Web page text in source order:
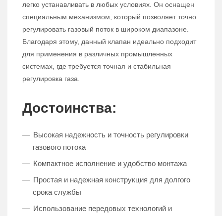
легко устанавливать в любых условиях. Он оснащен
специальным механизмом, который позволяет точно
регулировать газовый поток в широком диапазоне.
Благодаря этому, данный клапан идеально подходит
для применения в различных промышленных
системах, где требуется точная и стабильная
регулировка газа.
Достоинства:
Высокая надежность и точность регулировки
газового потока
Компактное исполнение и удобство монтажа
Простая и надежная конструкция для долгого
срока службы
Использование передовых технологий и